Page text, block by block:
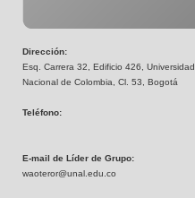
Dirección:
Esq. Carrera 32, Edificio 426, Universidad
Nacional de Colombia, Cl. 53, Bogotá
Teléfono:
E-mail de Líder de Grupo:
waoteror@unal.edu.co